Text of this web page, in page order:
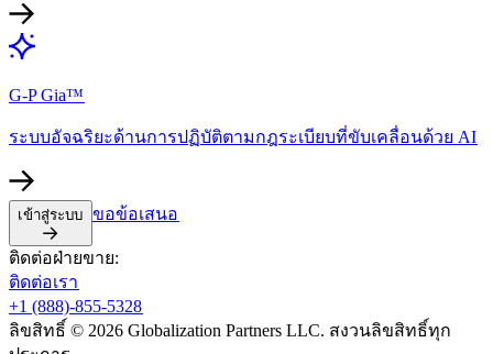
G-P Gia™​​
ระบบอัจฉริยะด้านการปฏิบัติตามกฎระเบียบที่ขับเคลื่อนด้วย AI​​
เข้าสู่ระบบ​​ ขอข้อเสนอ​​
ติดต่อฝ่ายขาย:​​
ติดต่อเรา​​
+1 (888)-855-5328​​
ลิขสิทธิ์ © 2026 Globalization Partners LLC. สงวนลิขสิทธิ์ทุก